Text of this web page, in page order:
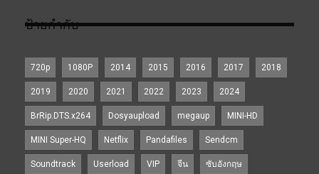
ป้ายกำกับ
720p 1080P 2014 2015 2016 2017 2018
2019 2020 2021 2022 2023 2024
BrRip.DTS.x264 Dosyaupload megaup MINI-HD
MINI Super-HQ Netflix Pandafiles Sendcm
Soundtrack Userload VIP จีน ซับอังกฤษ